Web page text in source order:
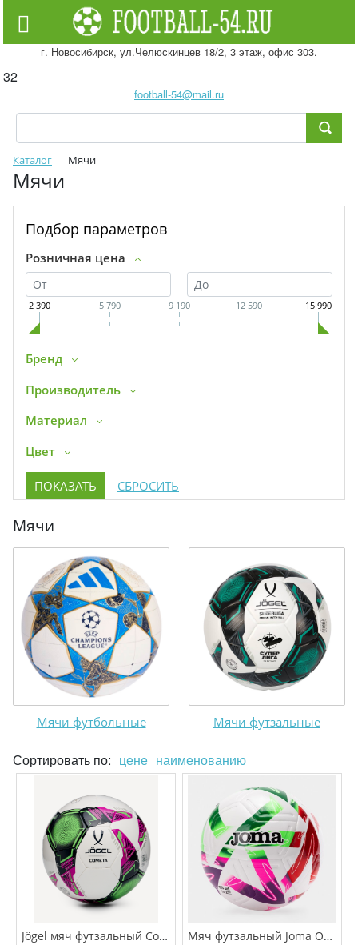
г. Новосибирск, ул.Челюскинцев 18/2, 3 этаж, офис 303.
32
football-54@mail.ru
Каталог Мячи
Мячи
Подбор параметров
Розничная цена
2 390 5 790 9 190 12 590 15 990
Бренд
Производитель
Материал
Цвет
Мячи
Мячи футбольные Мячи футзальные
Сортировать по: цене наименованию
Jögel мяч футзальный Cometa №4 Мяч футзальный Joma OFICIAL RFEF 25\26